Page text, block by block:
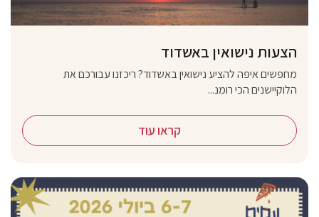
הצעות נישואין באשדוד
מחפשים איפה להציע נישואין באשדוד? ריכזנו עבורכם את
הלוקיישנים הכי רומנ...
קראו עוד